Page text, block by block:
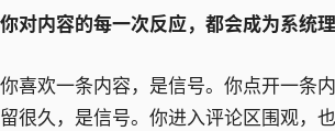
你对内容的每一次反应，都会成为系统理
你喜欢一条内容，是信号。你点开一条
留很久，是信号。你进入评论区围观，